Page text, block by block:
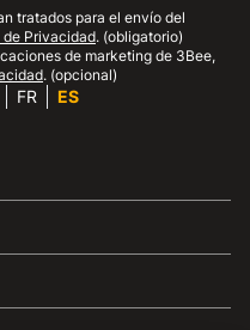
tratados para el envío del
de Privacidad. (obligatorio)
de marketing de 3Bee,
. (opcional)
FR ES